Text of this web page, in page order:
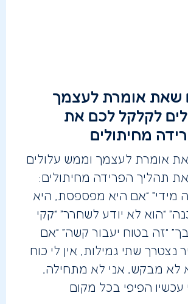
שאת אומרת לעצמך
לקלקל לכם את
מחיתולים
אומרת לעצמך וממש עלולים
תהליך הפרידה מחיתולים:
מידי” “אם היא מפספסת, היא
“הוא לא יודע לשחרר” “קקי
“זה בטוח יעבור קשה” “אם
נצטרך שתי גמילות, אין לי כוח
לא מבקש, אני לא מתחילה,
הפיפי בכל מקום